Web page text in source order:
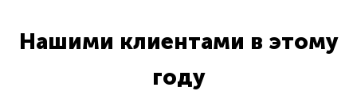
Нашими клиентами в этому
году